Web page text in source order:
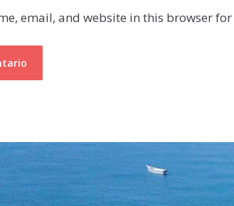
email, and website in this browser